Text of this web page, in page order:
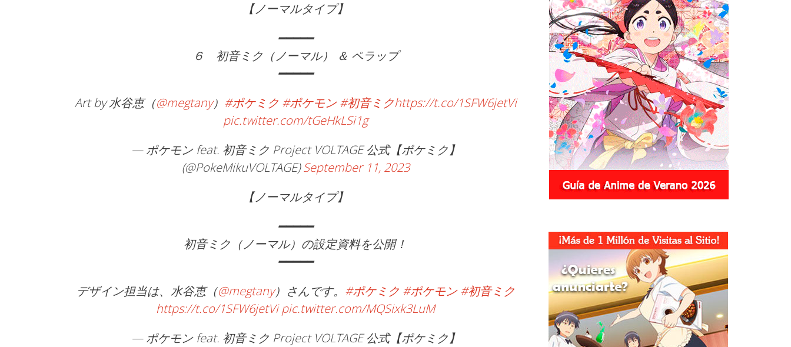
【ノーマルタイプ】
━━━━━
６ 初音ミク（ノーマル） ＆ ペラップ
━━━━━
Art by 水谷恵（@megtany） #ポケミク #ポケモン #初音ミクhttps://t.co/1SFW6jetVi
pic.twitter.com/tGeHkLSi1g
— ポケモン feat. 初音ミク Project VOLTAGE 公式【ポケミク】
(@PokeMikuVOLTAGE)September 11, 2023
【ノーマルタイプ】
━━━━━
初音ミク（ノーマル）の設定資料を公開！
━━━━━
デザイン担当は、水谷恵（@megtany）さんです。 #ポケミク #ポケモン #初音ミク
https://t.co/1SFW6jetVi pic.twitter.com/MQSixk3LuM
— ポケモン feat. 初音ミク Project VOLTAGE 公式【ポケミク】